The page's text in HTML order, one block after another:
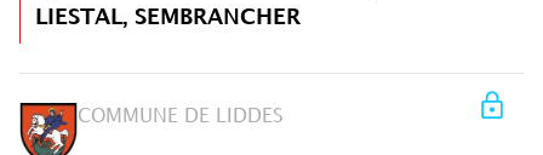
LIESTAL, SEMBRANCHER
COMMUNE DE LIDDES